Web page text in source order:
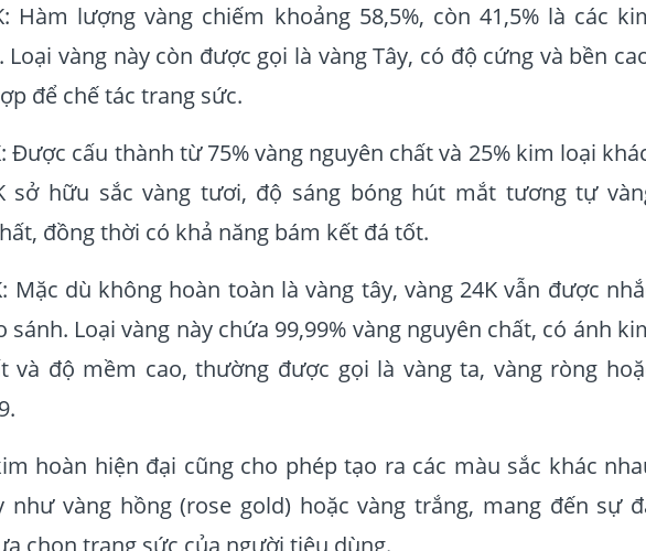
Hàm lượng vàng chiếm khoảng 58,5%, còn 41,5% là các
Loại vàng này còn được gọi là vàng Tây, có độ cứng và bền
để chế tác trang sức.
Được cấu thành từ 75% vàng nguyên chất và 25% kim loại
sở hữu sắc vàng tươi, độ sáng bóng hút mắt tương tự
đồng thời có khả năng bám kết đá tốt.
Mặc dù không hoàn toàn là vàng tây, vàng 24K vẫn được
sánh. Loại vàng này chứa 99,99% vàng nguyên chất, có ánh
và độ mềm cao, thường được gọi là vàng ta, vàng ròng
hoàn hiện đại cũng cho phép tạo ra các màu sắc khác
như vàng hồng (rose gold) hoặc vàng trắng, mang đến sự